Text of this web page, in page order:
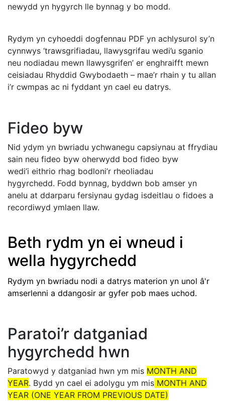
newydd yn hygyrch lle bynnag y bo modd.
Rydym yn cyhoeddi dogfennau PDF yn achlysurol sy’n
cynnwys ‘trawsgrifiadau, llawysgrifau wedi’u sganio
neu nodiadau mewn llawysgrifen’ er enghraifft mewn
ceisiadau Rhyddid Gwybodaeth – mae’r rhain y tu allan
i’r cwmpas ac ni fyddant yn cael eu datrys.
Fideo byw
Nid ydym yn bwriadu ychwanegu capsiynau at ffrydiau
sain neu fideo byw oherwydd bod fideo byw
wedi’i eithrio rhag bodloni’r rheoliadau
hygyrchedd. Fodd bynnag, byddwn bob amser yn
anelu at ddarparu fersiynau gydag isdeitlau o fidoes a
recordiwyd ymlaen llaw.
Beth rydm yn ei wneud i
wella hygyrchedd
Rydym yn bwriadu nodi a datrys materion yn unol â'r
amserlenni a ddangosir ar gyfer pob maes uchod.
Paratoi’r datganiad
hygyrchedd hwn
Paratowyd y datganiad hwn ym mis MONTH AND
YEAR. Bydd yn cael ei adolygu ym mis MONTH AND
YEAR (ONE YEAR FROM PREVIOUS DATE)